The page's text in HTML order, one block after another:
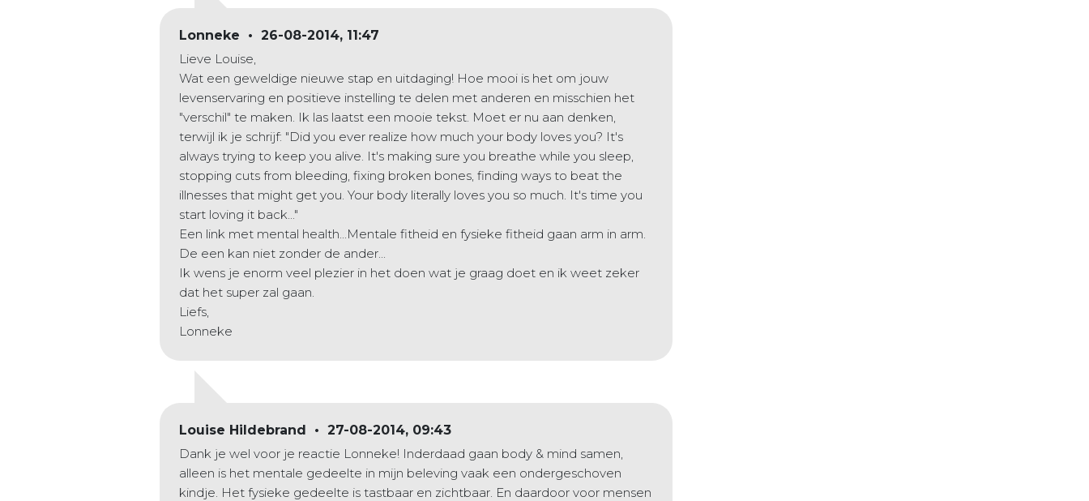
Lonneke • 26-08-2014, 11:47
Lieve Louise,
Wat een geweldige nieuwe stap en uitdaging! Hoe mooi is het om jouw
levenservaring en positieve instelling te delen met anderen en misschien het
"verschil" te maken. Ik las laatst een mooie tekst. Moet er nu aan denken,
terwijl ik je schrijf: "Did you ever realize how much your body loves you? It's
always trying to keep you alive. It's making sure you breathe while you sleep,
stopping cuts from bleeding, fixing broken bones, finding ways to beat the
illnesses that might get you. Your body literally loves you so much. It's time you
start loving it back..."
Een link met mental health...Mentale fitheid en fysieke fitheid gaan arm in arm.
De een kan niet zonder de ander...
Ik wens je enorm veel plezier in het doen wat je graag doet en ik weet zeker
dat het super zal gaan.
Liefs,
Lonneke
Louise Hildebrand • 27-08-2014, 09:43
Dank je wel voor je reactie Lonneke! Inderdaad gaan body & mind samen,
alleen is het mentale gedeelte in mijn beleving vaak een ondergeschoven
kindje. Het fysieke gedeelte is tastbaar en zichtbaar. En daardoor voor mensen